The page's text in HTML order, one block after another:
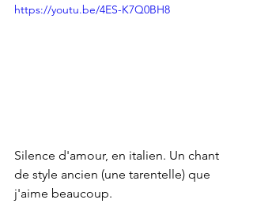
https://youtu.be/4ES-K7Q0BH8
Silence d'amour, en italien. Un chant
de style ancien (une tarentelle) que
j'aime beaucoup.